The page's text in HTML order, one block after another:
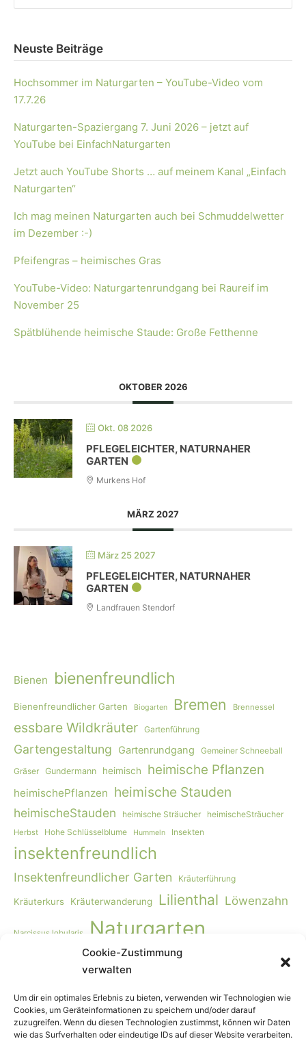
Cookie-Zustimmung
verwalten
Um dir ein optimales Erlebnis zu bieten, verwenden wir Technologien wie
Cookies, um Geräteinformationen zu speichern und/oder darauf
zuzugreifen. Wenn du diesen Technologien zustimmst, können wir Daten
wie das Surfverhalten oder eindeutige IDs auf dieser Website verarbeiten.
Neuste Beiträge
Hochsommer im Naturgarten – YouTube-Video vom
17.7.26
Naturgarten-Spaziergang 7. Juni 2026 – jetzt auf
YouTube bei EinfachNaturgarten
Jetzt auch YouTube Shorts … auf meinem Kanal „Einfach
Naturgarten“
Ich mag meinen Naturgarten auch bei Schmuddelwetter
im Dezember :-)
Pfeifengras – heimisches Gras
YouTube-Video: Naturgartenrundgang bei Raureif im
November 25
Spätblühende heimische Staude: Große Fetthenne
OKTOBER 2026
Okt. 08 2026
PFLEGELEICHTER, NATURNAHER
GARTEN
Murkens Hof
MÄRZ 2027
März 25 2027
PFLEGELEICHTER, NATURNAHER
GARTEN
Landfrauen Stendorf
Bienen bienenfreundlich
Bienenfreundlicher Garten Biogarten Bremen Brennessel
essbare Wildkräuter Gartenführung
Gartengestaltung Gartenrundgang
Gemeiner Schneeball
Gräser Gundermann heimisch heimische Pflanzen
heimischePflanzen heimische Stauden
heimischeStauden heimische Sträucher heimischeSträucher
Herbst Hohe Schlüsselblume Hummeln Insekten
insektenfreundlich
Insektenfreundlicher Garten Kräuterführung
Kräuterkurs Kräuterwanderung Lilienthal Löwenzahn
Narcissus lobularis Naturgarten
Naturgartengestaltung naturnaher Garten
Schmetterlinge Smoothie
Vogelmiere Vollwertkost Vögel Wiese Wildbienen
Wildkräuter Wildkräuter-Smoothie Wildkräuterkurs
Winter Worpswede